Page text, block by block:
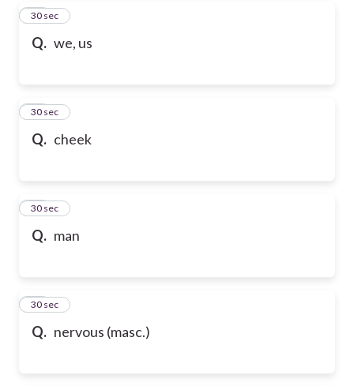
Q. we, us
32
30 sec
Q. cheek
33
30 sec
Q. man
34
30 sec
Q. nervous (masc.)
35
30 sec